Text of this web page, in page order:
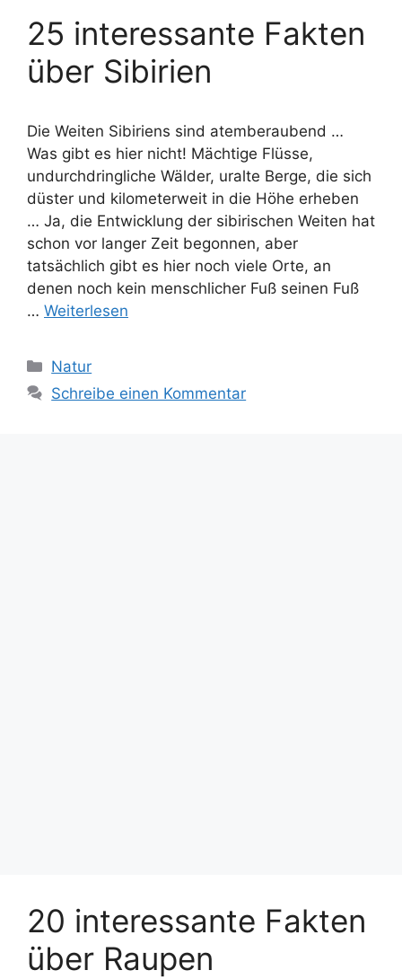
25 interessante Fakten
über Sibirien
Die Weiten Sibiriens sind atemberaubend …
Was gibt es hier nicht! Mächtige Flüsse,
undurchdringliche Wälder, uralte Berge, die sich
düster und kilometerweit in die Höhe erheben
… Ja, die Entwicklung der sibirischen Weiten hat
schon vor langer Zeit begonnen, aber
tatsächlich gibt es hier noch viele Orte, an
denen noch kein menschlicher Fuß seinen Fuß
… Weiterlesen
Kategorien
Natur
Schreibe einen Kommentar
20 interessante Fakten
über Raupen